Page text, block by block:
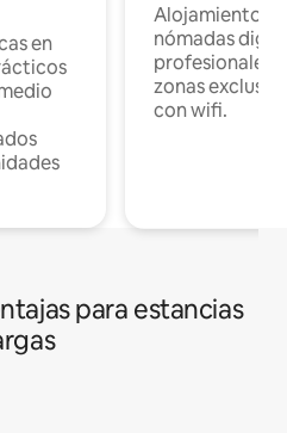
en
Alojamientos
nómadas
profesionales
zonas
con wifi.
para estancias